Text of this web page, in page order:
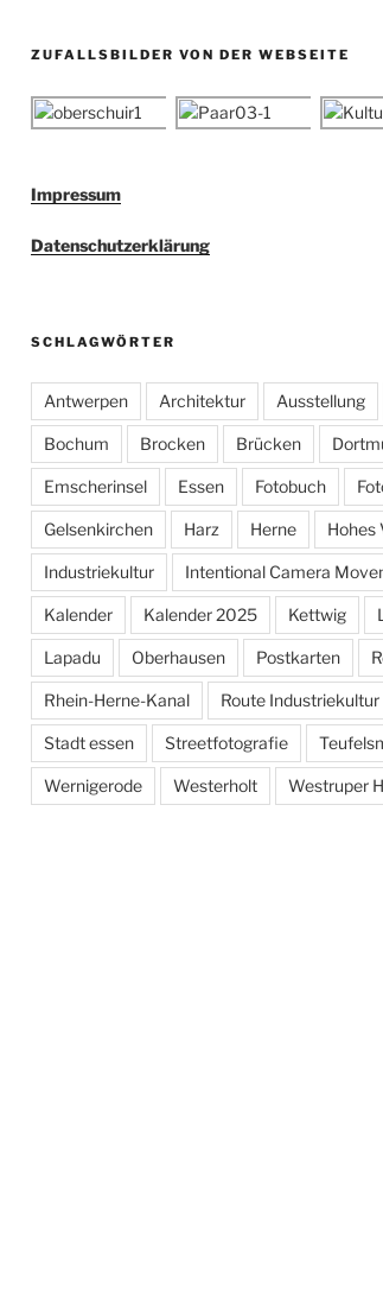
ZUFALLSBILDER VON DER WEBSEITE
Impressum
Datenschutzerklärung
SCHLAGWÖRTER
Antwerpen Architektur Ausstellung
Bochum Brocken Brücken
Emscherinsel Essen Fotobuch
Gelsenkirchen Harz Herne Hohes
Industriekultur Intentional Camera
Kalender Kalender 2025 Kettwig
Lapadu Oberhausen Postkarten
Rhein-Herne-Kanal Route Industriekultur
Stadt essen Streetfotografie
Wernigerode Westerholt Westruper